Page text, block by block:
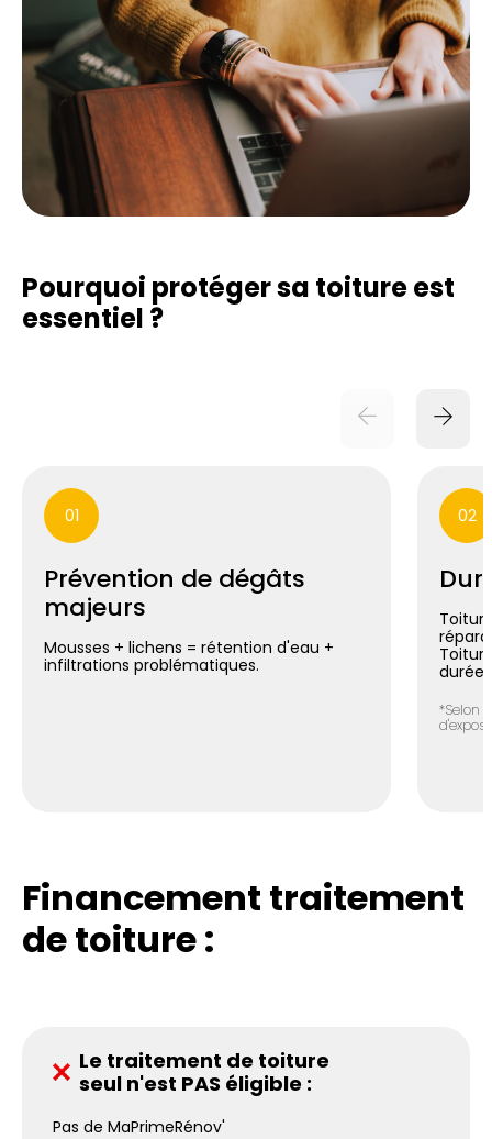
Pourquoi protéger sa toiture est
essentiel ?
01
Prévention de dégâts
majeurs
Mousses + lichens = rétention d'eau +
infiltrations problématiques.
02
*Selon
Financement traitement
de toiture :
Le traitement de toiture
seul n'est PAS éligible :
Pas de MaPrimeRénov'